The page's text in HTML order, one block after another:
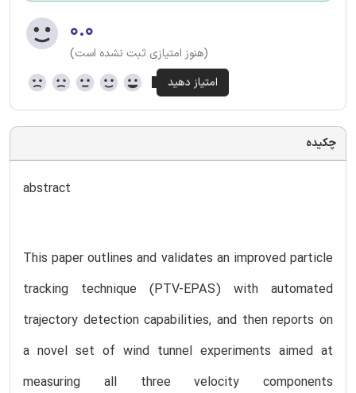
۰.۰
(هنوز امتیازی ثبت نشده است)
چکیده
abstract
This paper outlines and validates an improved particle
tracking technique (PTV-EPAS) with automated
trajectory detection capabilities, and then reports on
a novel set of wind tunnel experiments aimed at
measuring all three velocity components